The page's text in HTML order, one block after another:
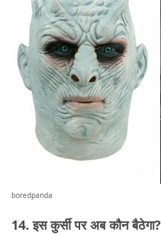
boredpanda
14. इस कुर्सी पर अब कौन बैठेगा?